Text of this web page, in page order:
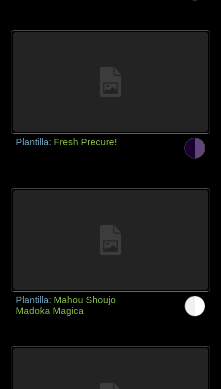
Plantilla: Fresh Precure!
Plantilla: Mahou Shoujo
Madoka Magica